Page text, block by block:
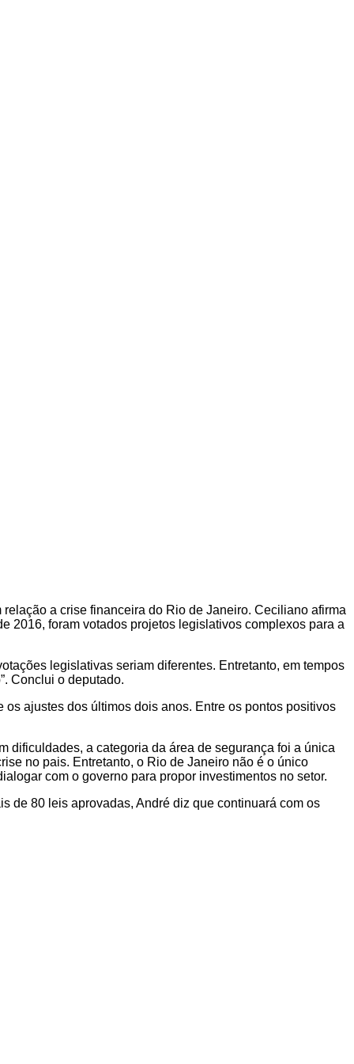
a crise financeira do Rio de Janeiro. Ceciliano afirma
2016, foram votados projetos legislativos complexos para a
legislativas seriam diferentes. Entretanto, em tempos
Conclui o deputado.
ajustes dos últimos dois anos. Entre os pontos positivos
dificuldades, a categoria da área de segurança foi a única
no pais. Entretanto, o Rio de Janeiro não é o único
com o governo para propor investimentos no setor.
de 80 leis aprovadas, André diz que continuará com os